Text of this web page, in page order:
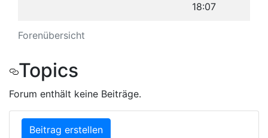
Forenübersicht
18:07
Topics
Forum enthält keine Beiträge.
Beitrag erstellen